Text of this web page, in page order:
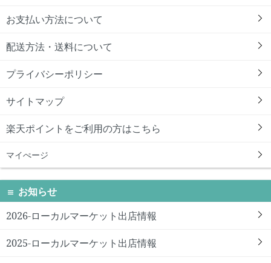
お支払い方法について
配送方法・送料について
プライバシーポリシー
サイトマップ
楽天ポイントをご利用の方はこちら
マイぺージ
お知らせ
2026-ローカルマーケット出店情報
2025-ローカルマーケット出店情報